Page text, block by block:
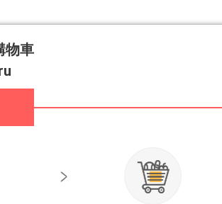
物車